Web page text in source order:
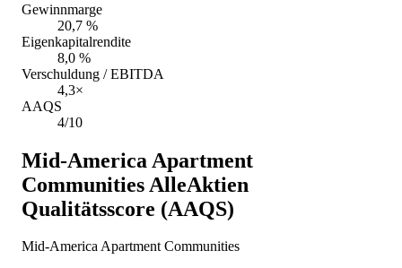
Gewinnmarge
20,7 %
Eigenkapitalrendite
8,0 %
Verschuldung / EBITDA
4,3×
AAQS
4/10
Mid-America Apartment
Communities AlleAktien
Qualitätsscore (AAQS)
Mid-America Apartment Communities